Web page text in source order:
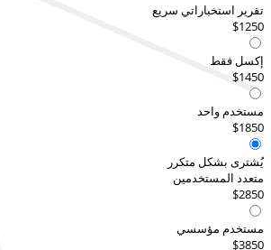
تقرير استخباراتي سريع
$1250
إكسل فقط
$1450
مستخدم واحد
$1850
يُشترى بشكل متكرر
متعدد المستخدمين
$2850
مستخدم مؤسسي
$3850